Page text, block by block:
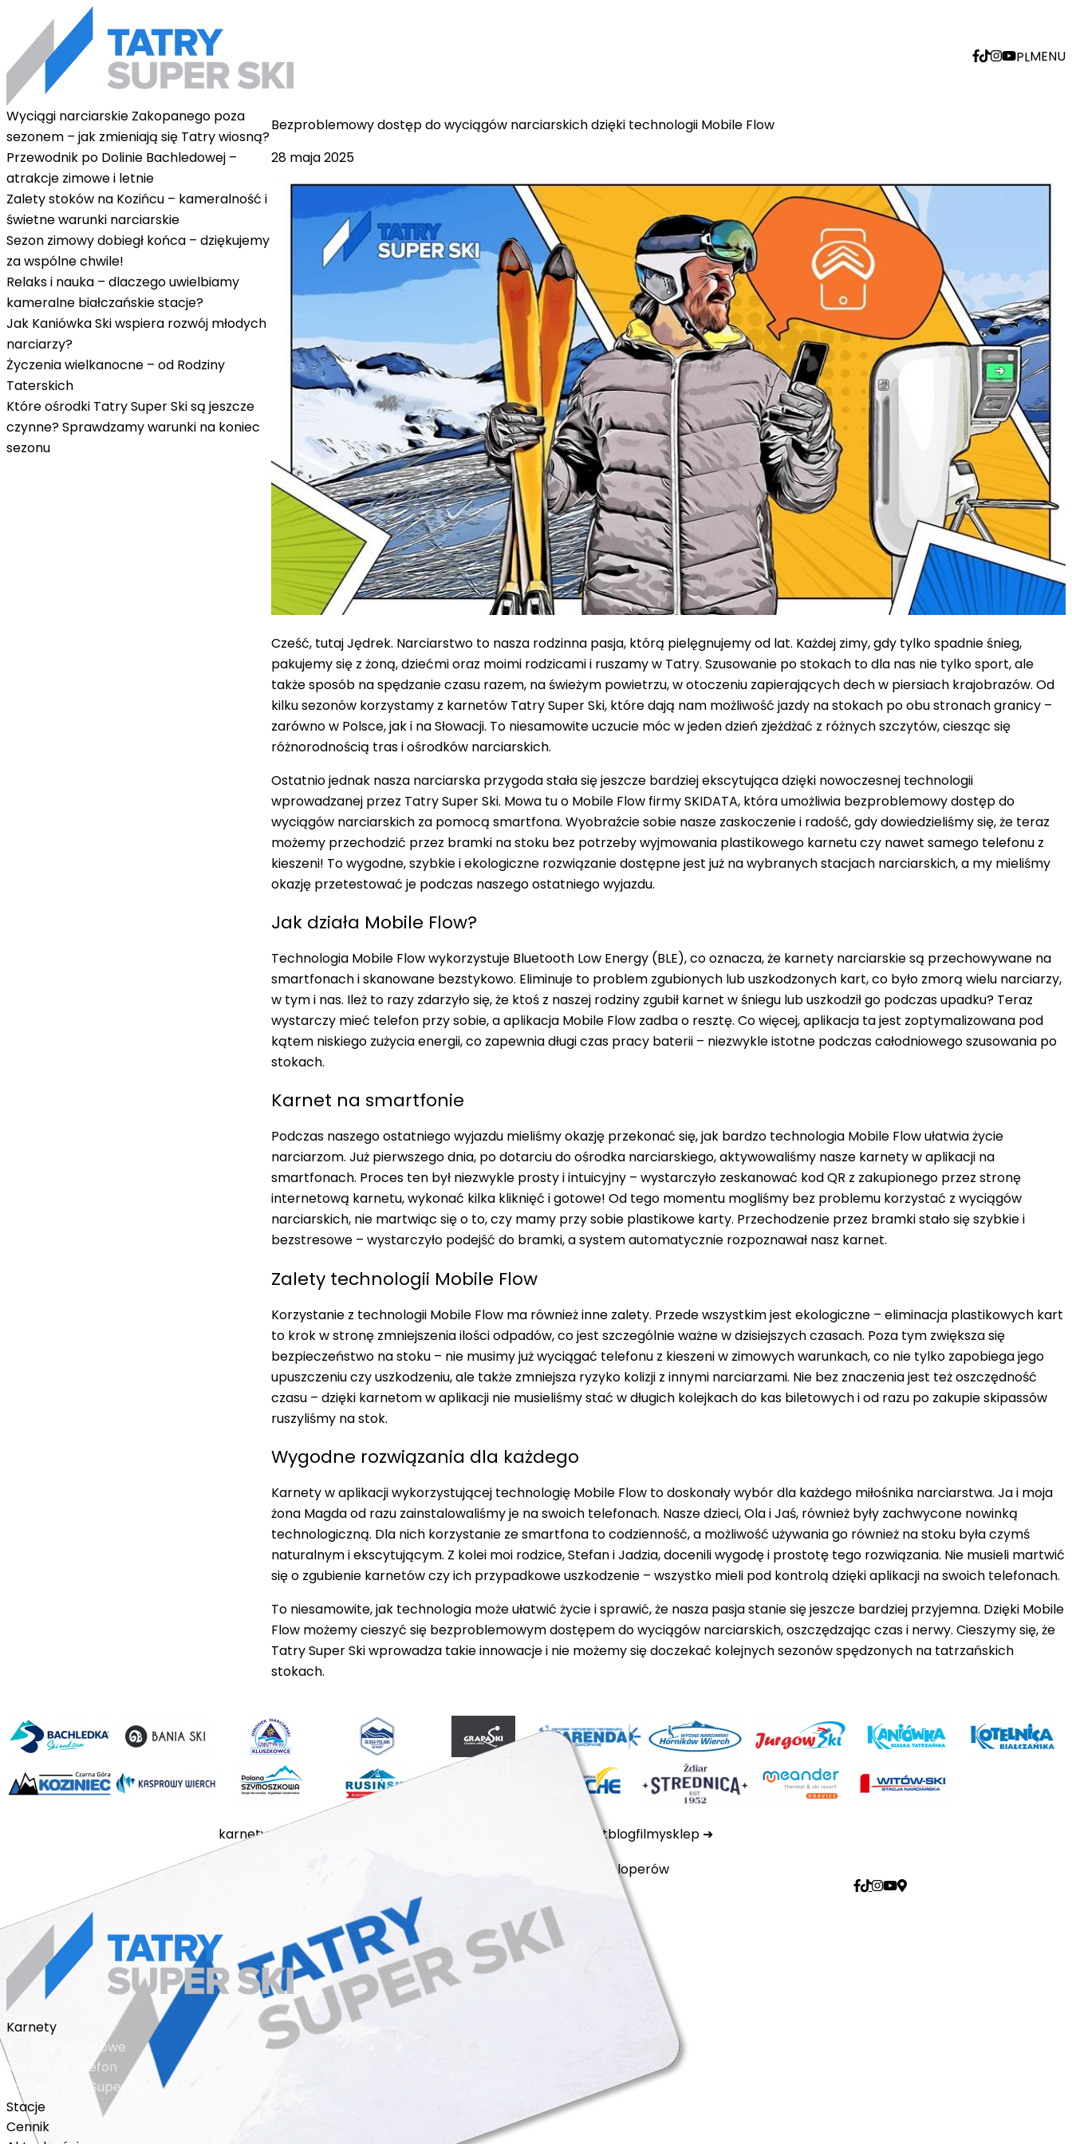
MENU
PL
Wyciągi narciarskie Zakopanego poza
sezonem – jak zmieniają się Tatry wiosną?
Przewodnik po Dolinie Bachledowej –
atrakcje zimowe i letnie
Zalety stoków na Kozińcu – kameralność i
świetne warunki narciarskie
Sezon zimowy dobiegł końca – dziękujemy
za wspólne chwile!
Relaks i nauka – dlaczego uwielbiamy
kameralne białczańskie stacje?
Jak Kaniówka Ski wspiera rozwój młodych
narciarzy?
Życzenia wielkanocne – od Rodziny
Taterskich
Które ośrodki Tatry Super Ski są jeszcze
czynne? Sprawdzamy warunki na koniec
sezonu
Bezproblemowy dostęp do wyciągów narciarskich dzięki technologii Mobile Flow
28 maja 2025
Cześć, tutaj Jędrek. Narciarstwo to nasza rodzinna pasja, którą pielęgnujemy od lat. Każdej zimy, gdy tylko spadnie śnieg,
pakujemy się z żoną, dziećmi oraz moimi rodzicami i ruszamy w Tatry. Szusowanie po stokach to dla nas nie tylko sport, ale
także sposób na spędzanie czasu razem, na świeżym powietrzu, w otoczeniu zapierających dech w piersiach krajobrazów. Od
kilku sezonów korzystamy z karnetów Tatry Super Ski, które dają nam możliwość jazdy na stokach po obu stronach granicy –
zarówno w Polsce, jak i na Słowacji. To niesamowite uczucie móc w jeden dzień zjeżdżać z różnych szczytów, ciesząc się
różnorodnością tras i ośrodków narciarskich.
Ostatnio jednak nasza narciarska przygoda stała się jeszcze bardziej ekscytująca dzięki nowoczesnej technologii
wprowadzanej przez Tatry Super Ski. Mowa tu o Mobile Flow firmy SKIDATA, która umożliwia bezproblemowydostęp do
wyciągów narciarskich za pomocą smartfona. Wyobraźcie sobie nasze zaskoczenie i radość, gdy dowiedzieliśmy się, że teraz
możemy przechodzić przez bramki na stoku bez potrzeby wyjmowania plastikowego karnetu czy nawet samego telefonu z
kieszeni! To wygodne, szybkie i ekologiczne rozwiązanie dostępne jest już na wybranych stacjach narciarskich, a my mieliśmy
okazję przetestować je podczas naszego ostatniego wyjazdu.
Jak działa Mobile Flow?
Technologia Mobile Flow wykorzystuje Bluetooth Low Energy (BLE), co oznacza, że karnety narciarskie są przechowywane na
smartfonach i skanowane bezstykowo. Eliminuje to problem zgubionych lub uszkodzonych kart, co było zmorą wielu narciarzy,
w tym i nas. Ileż to razy zdarzyło się, że ktoś z naszej rodziny zgubił karnet w śniegu lub uszkodził go podczas upadku? Teraz
wystarczy mieć telefon przy sobie, a aplikacja Mobile Flow zadba o resztę. Co więcej, aplikacja ta jest zoptymalizowana pod
kątem niskiego zużycia energii, co zapewnia długi czas pracy baterii – niezwykle istotne podczas całodniowego szusowania po
stokach.
Karnet na smartfonie
Podczas naszego ostatniego wyjazdu mieliśmy okazję przekonać się, jak bardzo technologia Mobile Flow ułatwia życie
narciarzom. Już pierwszego dnia, po dotarciu doośrodka narciarskiego, aktywowaliśmy nasze karnety w aplikacji na
smartfonach. Proces ten był niezwykle prosty i intuicyjny – wystarczyło zeskanować kod QR z zakupionego przez stronę
internetową karnetu, wykonać kilka kliknięć i gotowe! Od tego momentu mogliśmy bez problemu korzystać z wyciągów
narciarskich, nie martwiąc się o to, czy mamy przy sobie plastikowe karty. Przechodzenie przez bramki stało się szybkie i
bezstresowe – wystarczyło podejść do bramki, a system automatycznie rozpoznawał nasz karnet.
Zalety technologii Mobile Flow
Korzystanie z technologii Mobile Flow ma również inne zalety. Przede wszystkim jest ekologiczne – eliminacja plastikowych kart
to krok w stronę zmniejszenia ilości odpadów, co jest szczególnie ważne w dzisiejszych czasach. Poza tym zwiększa się
bezpieczeństwo na stoku – nie musimy już wyciągać telefonu z kieszeni w zimowych warunkach, co nie tylko zapobiega jego
upuszczeniu czy uszkodzeniu, ale także zmniejsza ryzyko kolizji z innymi narciarzami. Nie bez znaczenia jest też oszczędność
czasu – dzięki karnetom w aplikacji nie musieliśmy stać w długich kolejkach do kas biletowych i od razu po zakupie skipassów
ruszyliśmy na stok.
Wygodne rozwiązania dla każdego
Karnety w aplikacji wykorzystującej technologię Mobile Flow to doskonały wybór dla każdego miłośnika narciarstwa. Ja i moja
żona Magda od razu zainstalowaliśmy je na swoich telefonach. Nasze dzieci, Ola i Jaś, również były zachwycone nowinką
technologiczną. Dla nich korzystanie ze smartfona to codzienność, a możliwość używania go również na stoku była czymś
naturalnym i ekscytującym. Z kolei moi rodzice, Stefan i Jadzia, doceniliwygodę i prostotę tego rozwiązania. Nie musieli martwić
się o zgubienie karnetów czy ich przypadkowe uszkodzenie – wszystko mieli pod kontrolą dzięki aplikacji na swoich telefonach.
To niesamowite, jak technologia może ułatwić życie i sprawić, że nasza pasja stanie się jeszcze bardziej przyjemna. Dzięki Mobile
Flow możemy cieszyć się bezproblemowym dostępem do wyciągów narciarskich, oszczędzając czas i nerwy. Cieszymy się, że
Tatry Super Ski wprowadza takie innowacje i nie możemy się doczekać kolejnych sezonów spędzonych na tatrzańskich
stokach.
karnetystacje kontaktblogfilmysklep
dla developerów
Karnety
Karnety pakietowe
Karnet na telefon
Karnet Tatry Super Ski
Stacje
Cennik